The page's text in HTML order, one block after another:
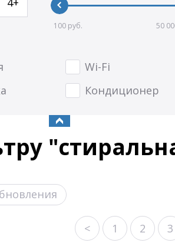
Wi-Fi
Кондиционер
100 50
< 1 2 3